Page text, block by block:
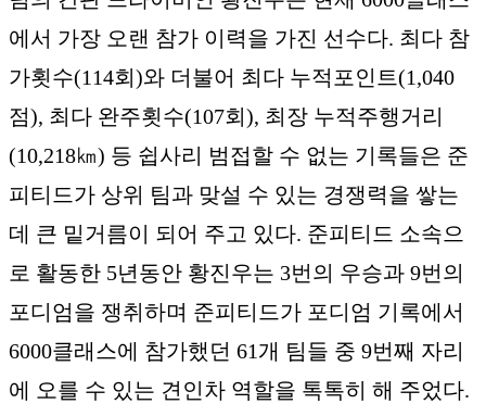
에서 가장 오랜 참가 이력을 가진 선수다. 최다 참
가횟수(114회)와 더불어 최다 누적포인트(1,040
점), 최다 완주횟수(107회), 최장 누적주행거리
(10,218㎞) 등 쉽사리 범접할 수 없는 기록들은 준
피티드가 상위 팀과 맞설 수 있는 경쟁력을 쌓는
데 큰 밑거름이 되어 주고 있다. 준피티드 소속으
로 활동한 5년동안 황진우는 3번의 우승과 9번의
포디엄을 쟁취하며 준피티드가 포디엄 기록에서
6000클래스에 참가했던 61개 팀들 중 9번째 자리
에 오를 수 있는 견인차 역할을 톡톡히 해 주었다.